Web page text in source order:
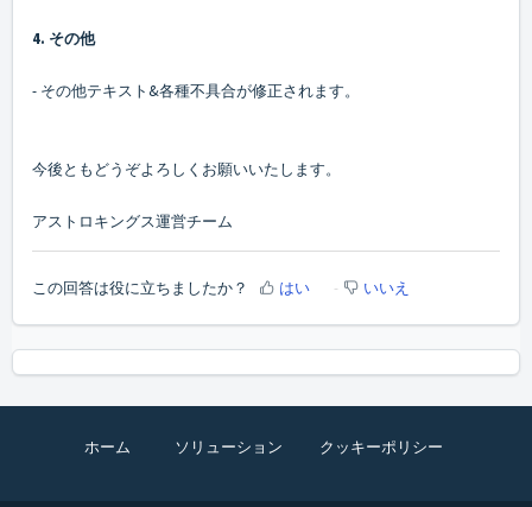
4. その他
- その他テキスト&各種不具合が修正されます。
今後ともどうぞよろしくお願いいたします。
アストロキングス運営チーム
この回答は役に立ちましたか？ はい いいえ
ホーム ソリューション クッキーポリシー